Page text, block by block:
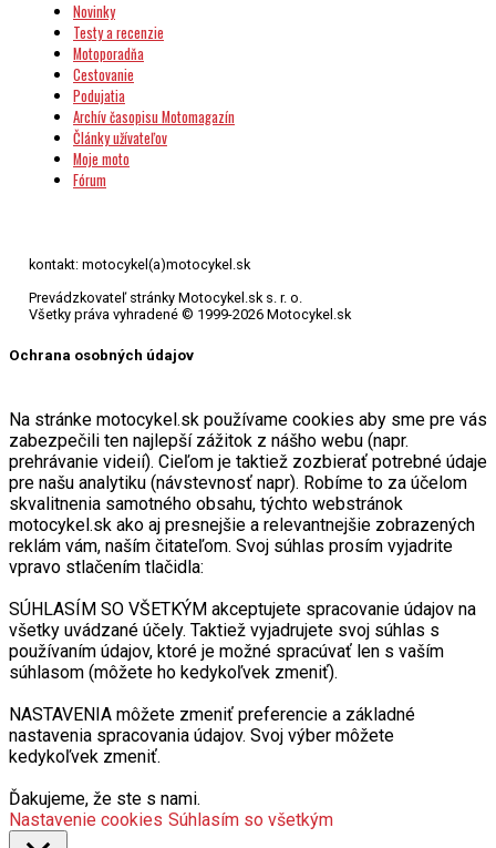
Novinky
Testy a recenzie
Motoporadňa
Cestovanie
Podujatia
Archív časopisu Motomagazín
Články užívateľov
Moje moto
Fórum
kontakt: motocykel(a)motocykel.sk
Prevádzkovateľ stránky Motocykel.sk s. r. o.
Všetky práva vyhradené © 1999-2026 Motocykel.sk
Ochrana osobných údajov
Na stránke motocykel.sk používame cookies aby sme pre vás
zabezpečili ten najlepší zážitok z nášho webu (napr.
prehrávanie videií). Cieľom je taktiež zozbierať potrebné údaje
pre našu analytiku (návstevnosť napr). Robíme to za účelom
skvalitnenia samotného obsahu, týchto webstránok
motocykel.sk ako aj presnejšie a relevantnejšie zobrazených
reklám vám, naším čitateľom. Svoj súhlas prosím vyjadrite
vpravo stlačením tlačidla:
SÚHLASÍM SO VŠETKÝM akceptujete spracovanie údajov na
všetky uvádzané účely. Taktiež vyjadrujete svoj súhlas s
používaním údajov, ktoré je možné spracúvať len s vaším
súhlasom (môžete ho kedykoľvek zmeniť).
NASTAVENIA môžete zmeniť preferencie a základné
nastavenia spracovania údajov. Svoj výber môžete
kedykoľvek zmeniť.
Ďakujeme, že ste s nami.
Nastavenie cookies Súhlasím so všetkým